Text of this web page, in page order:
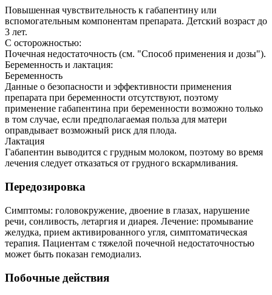
Повышенная чувствительность к габапентину или
вспомогательным компонентам препарата. Детский возраст до
3 лет.
С осторожностью:
Почечная недостаточность (см. "Способ применения и дозы").
Беременность и лактация:
Беременность
Данные о безопасности и эффективности применения
препарата при беременности отсутствуют, поэтому
применение габапентина при беременности возможно только
в том случае, если предполагаемая польза для матери
оправдывает возможный риск для плода.
Лактация
Габапентин выводится с грудным молоком, поэтому во время
лечения следует отказаться от грудного вскармливания.
Передозировка
Симптомы: головокружение, двоение в глазах, нарушение
речи, сонливость, летаргия и диарея. Лечение: промывание
желудка, прием активированного угля, симптоматическая
терапия. Пациентам с тяжелой почечной недостаточностью
может быть показан гемодиализ.
Побочные действия